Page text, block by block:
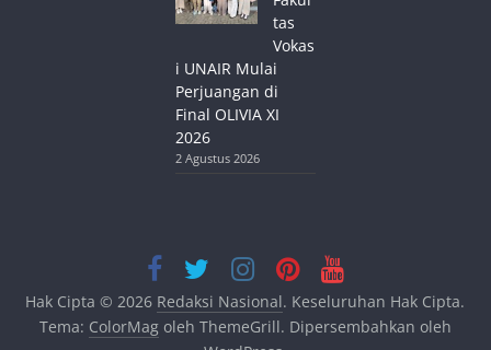
tas
Vokas
i UNAIR Mulai
Perjuangan di
Final OLIVIA XI
2026
2 Agustus 2026
Hak Cipta © 2026 Redaksi Nasional. Keseluruhan Hak Cipta.
Tema: ColorMagoleh ThemeGrill. Dipersembahkan oleh